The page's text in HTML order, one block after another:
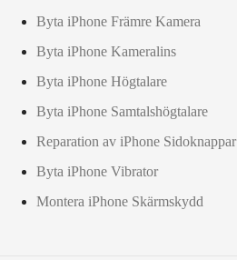
Byta iPhone Främre Kamera
Byta iPhone Kameralins
Byta iPhone Högtalare
Byta iPhone Samtalshögtalare
Reparation av iPhone Sidoknappar
Byta iPhone Vibrator
Montera iPhone Skärmskydd